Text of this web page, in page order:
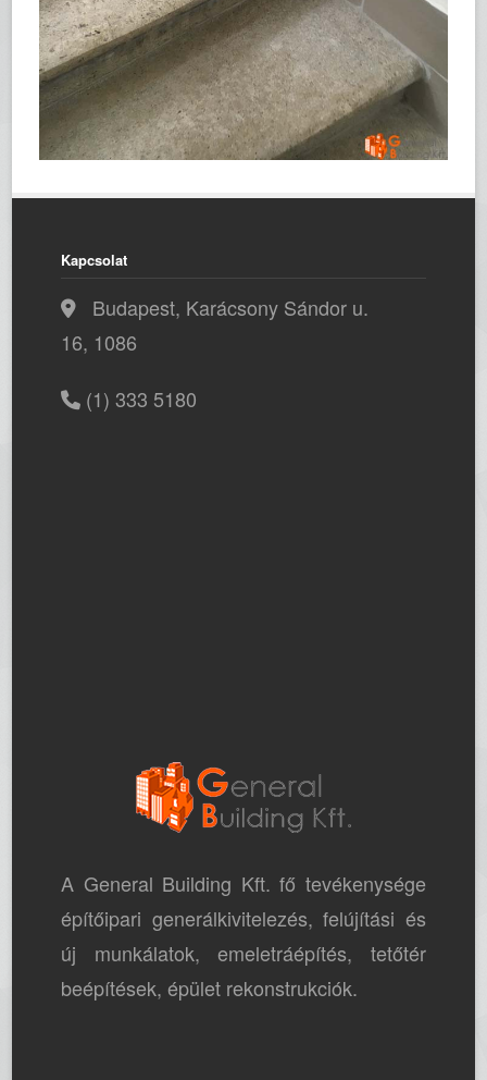
Kapcsolat
Budapest, Karácsony Sándor u.
16, 1086
(1) 333 5180
A General Building Kft. fő tevékenysége
építőipari generálkivitelezés, felújítási és
új munkálatok, emeletráépítés, tetőtér
beépítések, épület rekonstrukciók.